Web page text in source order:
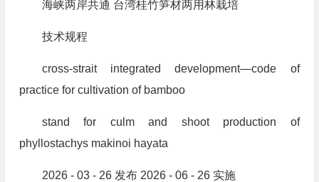
海峡两岸共通 台湾桂竹笋材两用林栽培
技术规程
cross-strait integrated development—code of
practice for cultivation of bamboo
stand for culm and shoot production of
phyllostachys makinoi hayata
2026 - 03 - 26 发布 2026 - 06 - 26 实施